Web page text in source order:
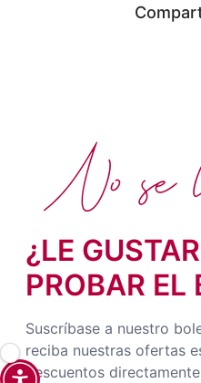
¿LE
PROBAR EL
Suscríbase a nuestro
reciba nuestras ofertas
descuentos
No se